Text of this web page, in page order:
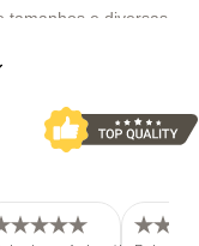
tamanhos e diversas
perfeita para
porte de forma
esta bolsa foi
e um design